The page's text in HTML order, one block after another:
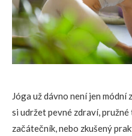
Jóga už dávno není jen
si udržet pevné zdraví,
začátečník, nebo zkušený